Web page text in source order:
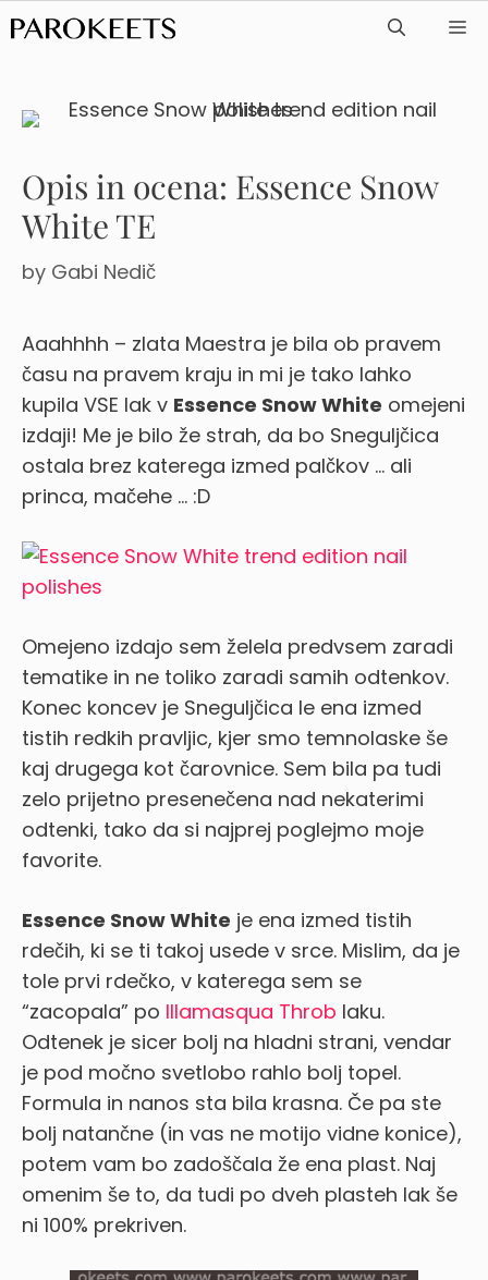
Skip
to
Opis in ocena: Essence Snow
White TE
by Gabi Nedič
Aaahhhh – zlata Maestra je bila ob pravem
času na pravem kraju in mi je tako lahko
kupila VSE lak v Essence Snow White omejeni
izdaji! Me je bilo že strah, da bo Sneguljčica
ostala brez katerega izmed palčkov … ali
princa, mačehe … :D
Omejeno izdajo sem želela predvsem zaradi
tematike in ne toliko zaradi samih odtenkov.
Konec koncev je Sneguljčica le ena izmed
tistih redkih pravljic, kjer smo temnolaske še
kaj drugega kot čarovnice. Sem bila pa tudi
zelo prijetno presenečena nad nekaterimi
odtenki, tako da si najprej poglejmo moje
favorite.
Essence Snow White je ena izmed tistih
rdečih, ki se ti takoj usede v srce. Mislim, da je
tole prvi rdečko, v katerega sem se
“zacopala” po Illamasqua Throb laku.
Odtenek je sicer bolj na hladni strani, vendar
je pod močno svetlobo rahlo bolj topel.
Formula in nanos sta bila krasna. Če pa ste
bolj natančne (in vas ne motijo vidne konice),
potem vam bo zadoščala že ena plast. Naj
omenim še to, da tudi po dveh plasteh lak še
ni 100% prekriven.